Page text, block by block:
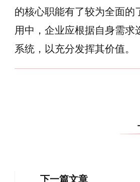
的核心职能有了较为全面的
用中，企业应根据自身需求
系统，以充分发挥其价值。
下一篇文章